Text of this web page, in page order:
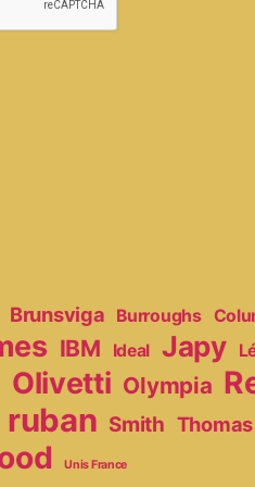
Brunsviga Burroughs
IBM Ideal Japy
Olivetti Olympia
ruban Smith
Unis France